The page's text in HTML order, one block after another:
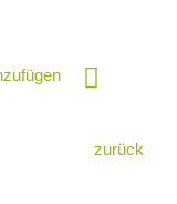
zurück